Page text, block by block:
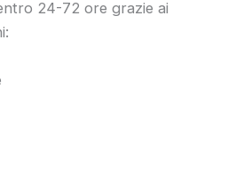
24-72 ore grazie ai